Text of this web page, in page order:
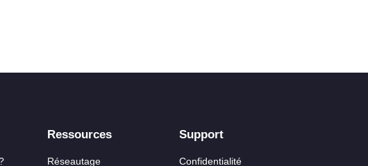
Ressources
Réseautage
Support
Confidentialité